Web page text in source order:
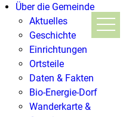
Über die Gemeinde
Aktuelles
Geschichte
Einrichtungen
Ortsteile
Daten & Fakten
Bio-Energie-Dorf
Wanderkarte &